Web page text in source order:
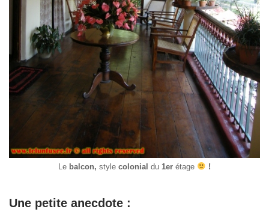
Le balcon, style colonial du1erétage !
Une petite anecdote :